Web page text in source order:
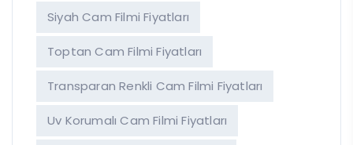
Siyah Cam Filmi Fiyatları
Toptan Cam Filmi Fiyatları
Transparan Renkli Cam Filmi Fiyatları
Uv Korumalı Cam Filmi Fiyatları